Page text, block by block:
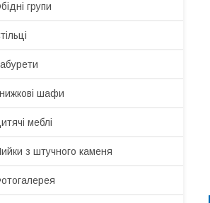
групи
шафи
меблі
з штучного каменя